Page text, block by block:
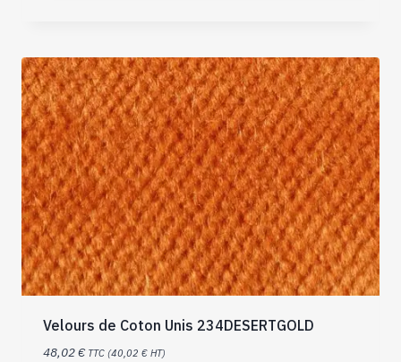
Velours de Coton Unis 234DESERTGOLD
48,02€ TTC (40,02 € HT)